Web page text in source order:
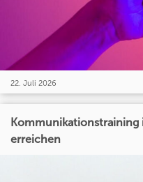
22. Juli 2026
Kommunikationstraining
erreichen